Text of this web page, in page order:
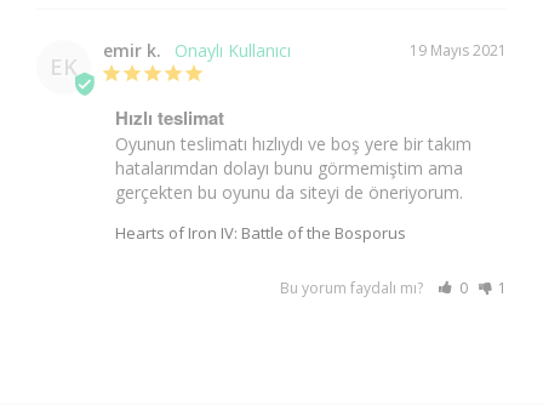
EK
19 Mayıs 2021
emir k.
Hızlı teslimat
Oyunun teslimatı hızlıydı ve boş yere bir takım
hatalarımdan dolayı bunu görmemiştim ama
gerçekten bu oyunu da siteyi de öneriyorum.
Hearts of Iron IV: Battle of the Bosporus
Bu yorum faydalı mı? 0 1